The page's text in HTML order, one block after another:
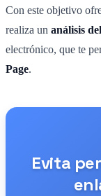
Con este objetivo
realiza un análisis
electrónico, que te
Page.
Evita